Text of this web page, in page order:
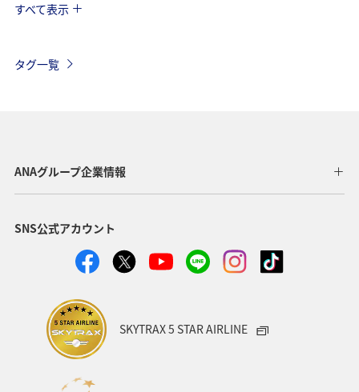
ANAショッピング A-style
ANAのオンラインショップ 国内 ホテル 海外
ツアー 特典航空券
すべて表示
タグ一覧
ANAグループ企業情報
SNS公式アカウント
SKYTRAX 5 STAR AIRLINE